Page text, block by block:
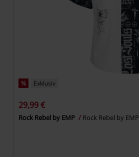
% Exklusiv
29,99 €
Rock Rebel by EMP Rock Rebel by EMP